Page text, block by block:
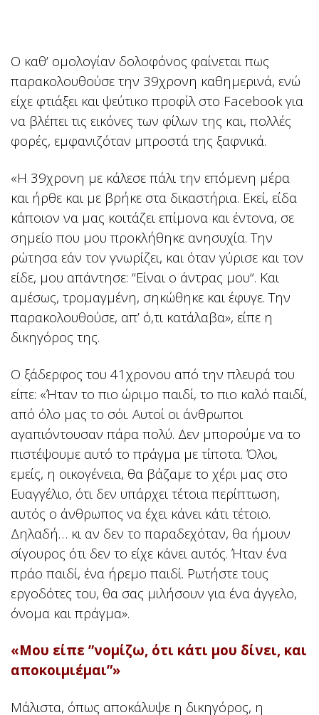
Ο καθ’ ομολογίαν δολοφόνος φαίνεται πως
παρακολουθούσε την 39χρονη καθημερινά, ενώ
είχε φτιάξει και ψεύτικο προφίλ στο Facebook για
να βλέπει τις εικόνες των φίλων της και, πολλές
φορές, εμφανιζόταν μπροστά της ξαφνικά.
«Η 39χρονη με κάλεσε πάλι την επόμενη μέρα
και ήρθε και με βρήκε στα δικαστήρια. Εκεί, είδα
κάποιον να μας κοιτάζει επίμονα και έντονα, σε
σημείο που μου προκλήθηκε ανησυχία. Την
ρώτησα εάν τον γνωρίζει, και όταν γύρισε και τον
είδε, μου απάντησε: “Είναι ο άντρας μου“. Και
αμέσως, τρομαγμένη, σηκώθηκε και έφυγε. Την
παρακολουθούσε, απ’ ό,τι κατάλαβα», είπε η
δικηγόρος της.
Ο ξάδερφος του 41χρονου από την πλευρά του
είπε: «Ήταν το πιο ώριμο παιδί, το πιο καλό παιδί,
από όλο μας το σόι. Αυτοί οι άνθρωποι
αγαπιόντουσαν πάρα πολύ. Δεν μπορούμε να το
πιστέψουμε αυτό το πράγμα με τίποτα. Όλοι,
εμείς, η οικογένεια, θα βάζαμε το χέρι μας στο
Ευαγγέλιο, ότι δεν υπάρχει τέτοια περίπτωση,
αυτός ο άνθρωπος να έχει κάνει κάτι τέτοιο.
Δηλαδή… κι αν δεν το παραδεχόταν, θα ήμουν
σίγουρος ότι δεν το είχε κάνει αυτός. Ήταν ένα
πράο παιδί, ένα ήρεμο παιδί. Ρωτήστε τους
εργοδότες του, θα σας μιλήσουν για ένα άγγελο,
όνομα και πράγμα».
«Μου είπε ”νομίζω, ότι κάτι μου δίνει, και
αποκοιμιέμαι”»
Μάλιστα, όπως αποκάλυψε η δικηγόρος, η